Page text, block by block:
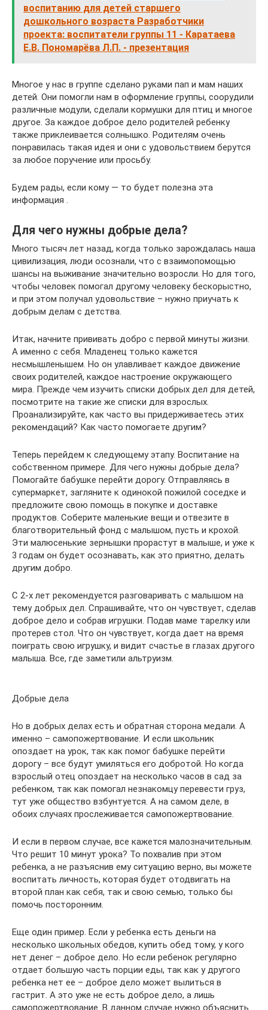
воспитанию для детей старшего
дошкольного возраста Разработчики
проекта: воспитатели группы 11 - Каратаева
Е.В. Пономарёва Л.П. - презентация
Многое у нас в группе сделано руками пап и мам наших
детей. Они помогли нам в оформление группы, соорудили
различные модули, сделали кормушки для птиц и многое
другое. За каждое доброе дело родителей ребенку
также приклеивается солнышко. Родителям очень
понравилась такая идея и они с удовольствием берутся
за любое поручение или просьбу.
Будем рады, если кому — то будет полезна эта
информация .
Для чего нужны добрые дела?
Много тысяч лет назад, когда только зарождалась наша
цивилизация, люди осознали, что с взаимопомощью
шансы на выживание значительно возросли. Но для того,
чтобы человек помогал другому человеку бескорыстно,
и при этом получал удовольствие – нужно приучать к
добрым делам с детства.
Итак, начните прививать добро с первой минуты жизни.
А именно с себя. Младенец только кажется
несмышленышем. Но он улавливает каждое движение
своих родителей, каждое настроение окружающего
мира. Прежде чем изучить списки добрых дел для детей,
посмотрите на такие же списки для взрослых.
Проанализируйте, как часто вы придерживаетесь этих
рекомендаций? Как часто помогаете другим?
Теперь перейдем к следующему этапу. Воспитание на
собственном примере. Для чего нужны добрые дела?
Помогайте бабушке перейти дорогу. Отправляясь в
супермаркет, загляните к одинокой пожилой соседке и
предложите свою помощь в покупке и доставке
продуктов. Соберите маленькие вещи и отвезите в
благотворительный фонд с малышом, пусть и крохой.
Эти малюсенькие зернышки прорастут в малыше, и уже к
3 годам он будет осознавать, как это приятно, делать
другим добро.
С 2-х лет рекомендуется разговаривать с малышом на
тему добрых дел. Спрашивайте, что он чувствует, сделав
доброе дело и собрав игрушки. Подав маме тарелку или
протерев стол. Что он чувствует, когда дает на время
поиграть свою игрушку, и видит счастье в глазах другого
малыша. Все, где заметили альтруизм.
Добрые дела
Но в добрых делах есть и обратная сторона медали. А
именно – самопожертвование. И если школьник
опоздает на урок, так как помог бабушке перейти
дорогу – все будут умиляться его добротой. Но когда
взрослый отец опоздает на несколько часов в сад за
ребенком, так как помогал незнакомцу перевести груз,
тут уже общество взбунтуется. А на самом деле, в
обоих случаях прослеживается самопожертвование.
И если в первом случае, все кажется малозначительным.
Что решит 10 минут урока? То похвалив при этом
ребенка, а не разъяснив ему ситуацию верно, вы можете
воспитать личность, которая будет отодвигать на
второй план как себя, так и свою семью, только бы
помочь посторонним.
Еще один пример. Если у ребенка есть деньги на
несколько школьных обедов, купить обед тому, у кого
нет денег – доброе дело. Но если ребенок регулярно
отдает большую часть порции еды, так как у другого
ребенка нет ее – доброе дело может вылиться в
гастрит. А это уже не есть доброе дело, а лишь
самопожертвование. В данном случае нужно объяснить